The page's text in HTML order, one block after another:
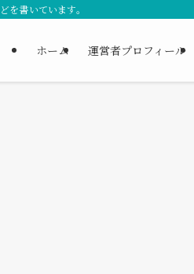
を書いています。
ホーム 運営者プロフィール